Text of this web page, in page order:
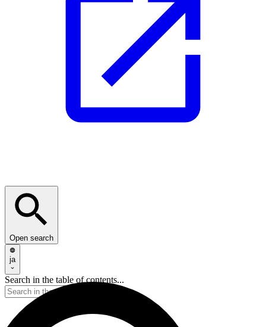
Open search
ja
Search in the table of contents...